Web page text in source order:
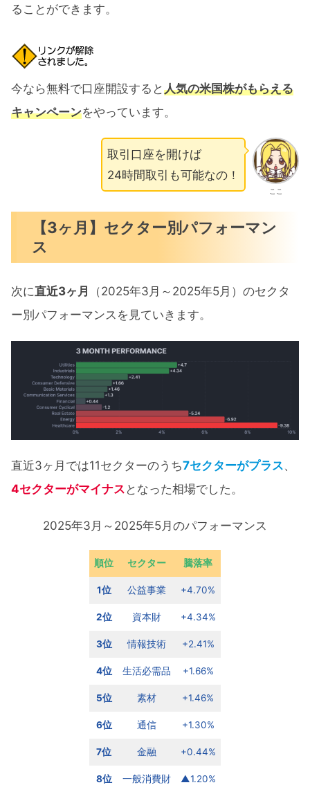
ることができます。
今なら無料で口座開設すると人気の米国株がもらえる
キャンペーンをやっています。
ここ
取引口座を開けば
24時間取引も可能なの！
【3ヶ月】セクター別パフォーマン
ス
次に直近3ヶ月
（2025年3月～2025年5月）のセクタ
ー別パフォーマンスを見ていきます。
直近3ヶ月では11セクターのうち7セクターがプラス、
4セクターがマイナス となった相場でした。
2025年3月～2025年5月のパフォーマンス
順位 セクター 騰落率
1位 公益事業 +4.70%
2位 資本財 +4.34%
3位 情報技術 +2.41%
4位 生活必需品 +1.66%
5位 素材 +1.46%
6位 通信 +1.30%
7位 金融 +0.44%
8位 一般消費財 ▲1.20%